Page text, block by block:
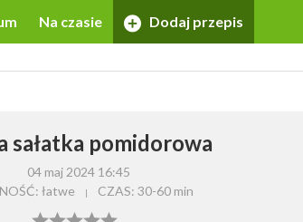
Na czasie Dodaj przepis
sałatka pomidorowa
04 maj 2024 16:45
łatwe
CZAS: 30-60 min